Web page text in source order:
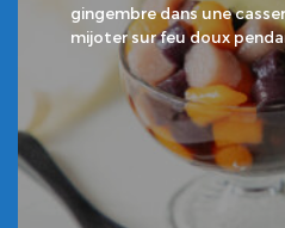
gingembre dans une
mijoter sur feu doux